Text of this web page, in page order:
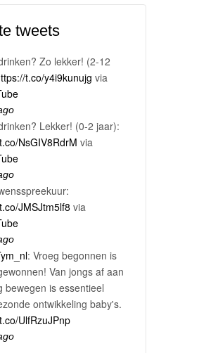
tweets
Zo lekker! (2-12
t.co/y4i9kunujg via
Lekker! (0-2 jaar):
NsGIV8RdrM via
JMSJtm5lf8 via
: Vroeg begonnen is
Van jongs af aan
bewegen is essentieel
ontwikkeling baby's.
UlfRzuJPnp